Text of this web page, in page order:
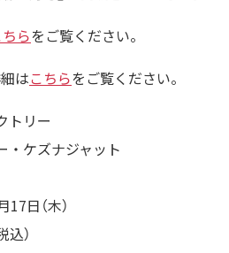
ちらをご覧ください。
はこちらをご覧ください。
リー
ズナジャット
日（木）
）